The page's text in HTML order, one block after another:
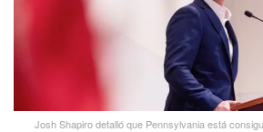
Josh Shapiro detalló que Pennsylvania está